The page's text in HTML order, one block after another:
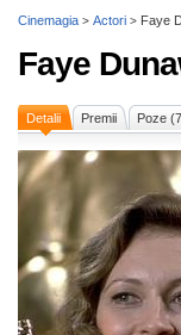
Faye
Detalii Premii Poze
Cinemagia > Actori > Faye